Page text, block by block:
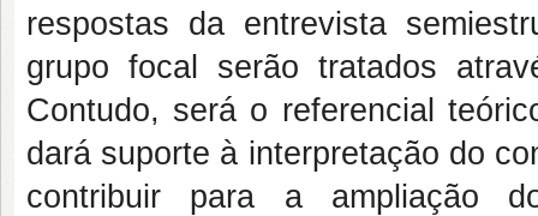
respostas da entrevista
grupo focal serão tratados
Contudo, será o referencial
dará suporte à interpretação do
contribuir para a ampliação